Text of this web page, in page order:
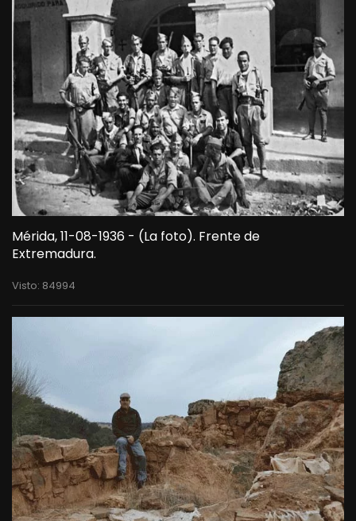
Mérida, 11-08-1936 - (La foto). Frente de
Extremadura.
Visto: 84994